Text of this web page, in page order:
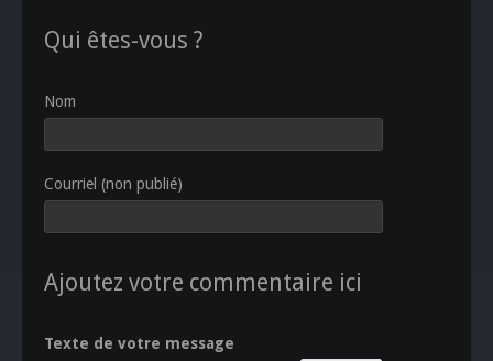
Qui êtes-vous ?
Nom
Courriel (non publié)
Ajoutez votre commentaire ici
Texte de votre message